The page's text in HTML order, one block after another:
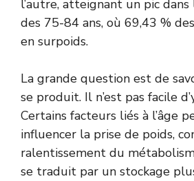
l’autre, atteignant un pic dans
des 75-84 ans, où 69,43 %
en surpoids.
La grande question est de
se produit. Il n’est pas facile
Certains facteurs liés à l’âge
influencer la prise de poids,
ralentissement du
se traduit par un stockage